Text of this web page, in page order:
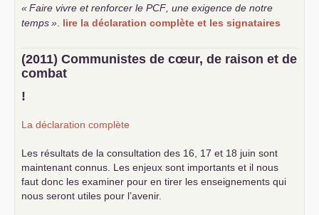
«Faire vivre et renforcer le PCF , une exigence de notre
temps» lire la déclaration complète et les signataires
(2011) Communistes de cœur, de raison et de
combat
!
La déclaration complète
Les résultats de la consultation des 16, 17 et 18 juin sont
maintenant connus. Les enjeux sont importants et il nous
faut donc les examiner pour en tirer les enseignements qui
nous seront utiles pour l’avenir.